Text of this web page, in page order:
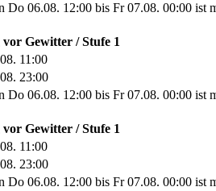
Do 06.08. 12:00 bis Fr 07.08. 00:00 ist
Gewitter / Stufe 1
11:00
23:00
Do 06.08. 12:00 bis Fr 07.08. 00:00 ist
Gewitter / Stufe 1
11:00
23:00
Do 06.08. 12:00 bis Fr 07.08. 00:00 ist